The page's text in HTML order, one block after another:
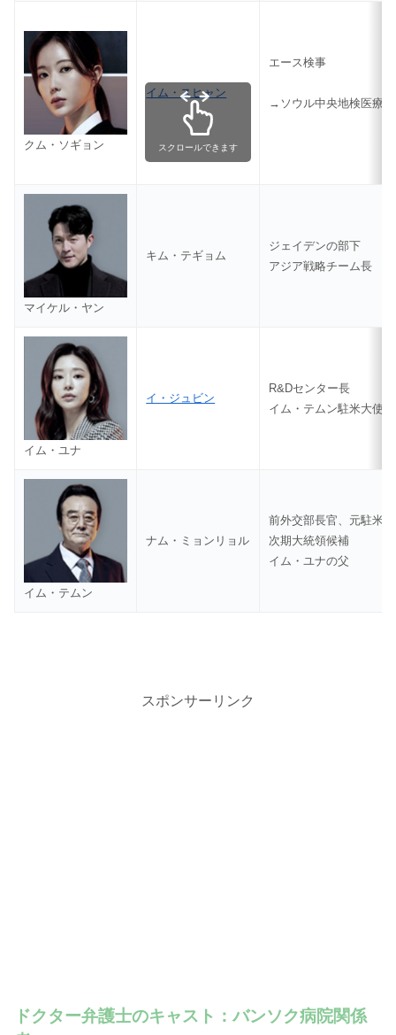
クム・ソギョン
イム・スヒャン
エース検事
→ソウル中央地検医療
マイケル・ヤン
キム・テギョム
ジェイデンの部下
アジア戦略チーム長
イム・ユナ
イ・ジュビン
R&Dセンター長
イム・テムン駐米大使
イム・テムン
ナム・ミョンリョル
前外交部長官、元駐米
次期大統領候補
イム・ユナの父
スクロールできます
スポンサーリンク
ドクター弁護士のキャスト：バンソク病院関係